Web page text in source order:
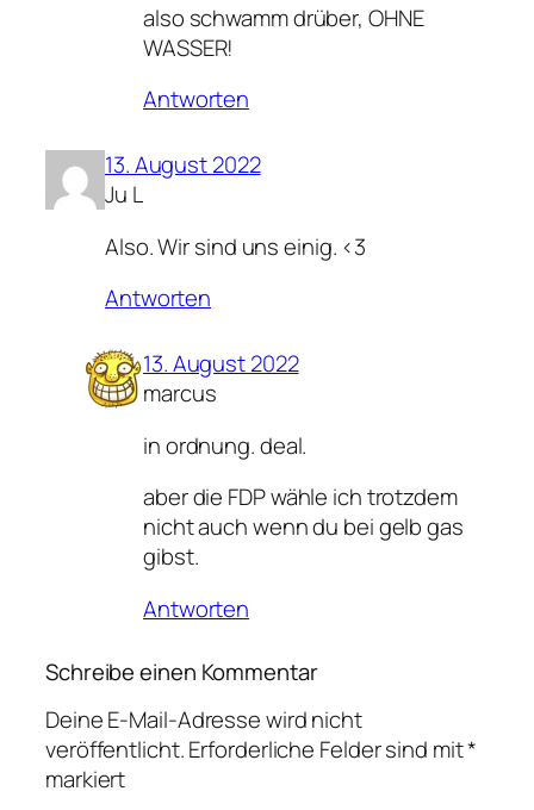
also schwamm drüber, OHNE
WASSER!
Antworten
13. August 2022
Ju L
Also. Wir sind uns einig. <3
Antworten
13. August 2022
marcus
in ordnung. deal.
aber die FDP wähle ich trotzdem
nicht auch wenn du bei gelb gas
gibst.
Antworten
Schreibe einen Kommentar
Deine E-Mail-Adresse wird nicht
veröffentlicht.Erforderliche Felder sind mit*
markiert